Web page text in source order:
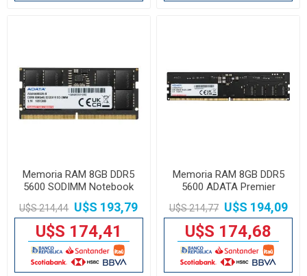
Memoria RAM 8GB DDR5
5600 SODIMM Notebook
ADATA Premier
U$S 214,44 U$S 193,79
U$S 174,41
Memoria RAM 8GB DDR5
5600 ADATA Premier
U$S 214,77 U$S 194,09
U$S 174,68